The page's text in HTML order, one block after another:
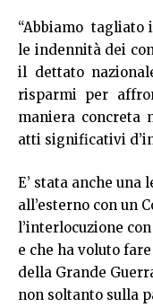
“Abbiamo tagliato
le indennità dei
il dettato
risparmi per
maniera concreta
atti significativi
E’ stata anche una
all’esterno con un
l’interlocuzione
e che ha voluto
della Grande
non soltanto sulla